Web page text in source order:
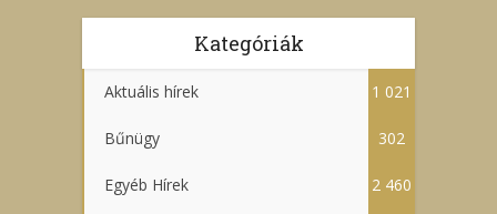
Kategóriák
Aktuális hírek 1 021
Bűnügy 302
Egyéb Hírek 2 460